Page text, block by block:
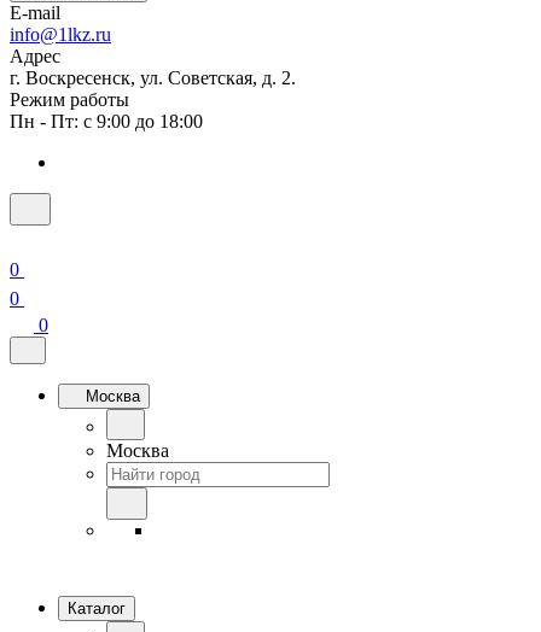
E-mail
info@1lkz.ru
Адрес
г. Воскресенск, ул. Советская, д. 2.
Режим работы
Пн - Пт: с 9:00 до 18:00
0
0
0
Москва
Москва
Каталог